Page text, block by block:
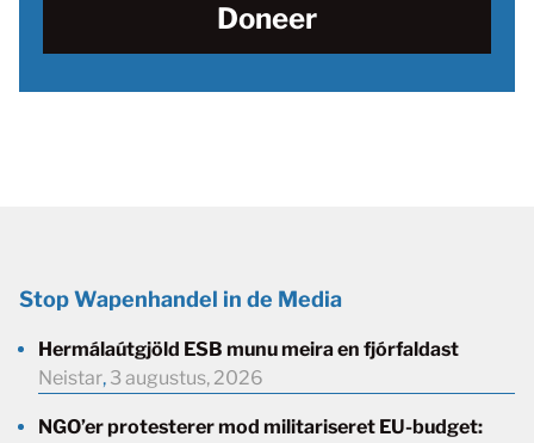
Doneer
Stop Wapenhandel in de Media
Hermálaútgjöld ESB munu meira en fjórfaldast
Neistar, 3 augustus, 2026
NGO’er protesterer mod militariseret EU-budget: